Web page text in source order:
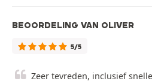
BEOORDELING VAN OLIVER
5/5
Zeer tevreden, inclusief